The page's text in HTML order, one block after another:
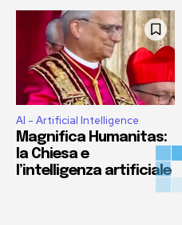
AI - Artificial Intelligence
Magnifica Humanitas:
la Chiesa e
l’intelligenza artificiale